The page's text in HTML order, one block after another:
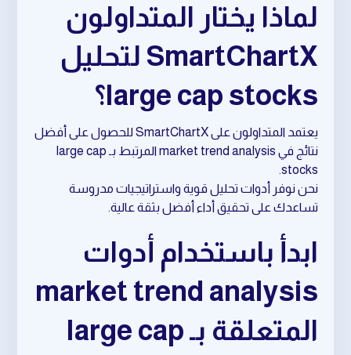
لماذا يختار المتداولون
SmartChartX لتحليل
large cap stocks؟
يعتمد المتداولون على SmartChartX للحصول على أفضل
نتائج في market trend analysis المرتبط بـ large cap
stocks.
نحن نوفر أدوات تحليل قوية واستراتيجيات مدروسة
تساعدك على تحقيق أداء أفضل بثقة عالية.
ابدأ باستخدام أدوات
market trend analysis
المتعلقة بـ large cap